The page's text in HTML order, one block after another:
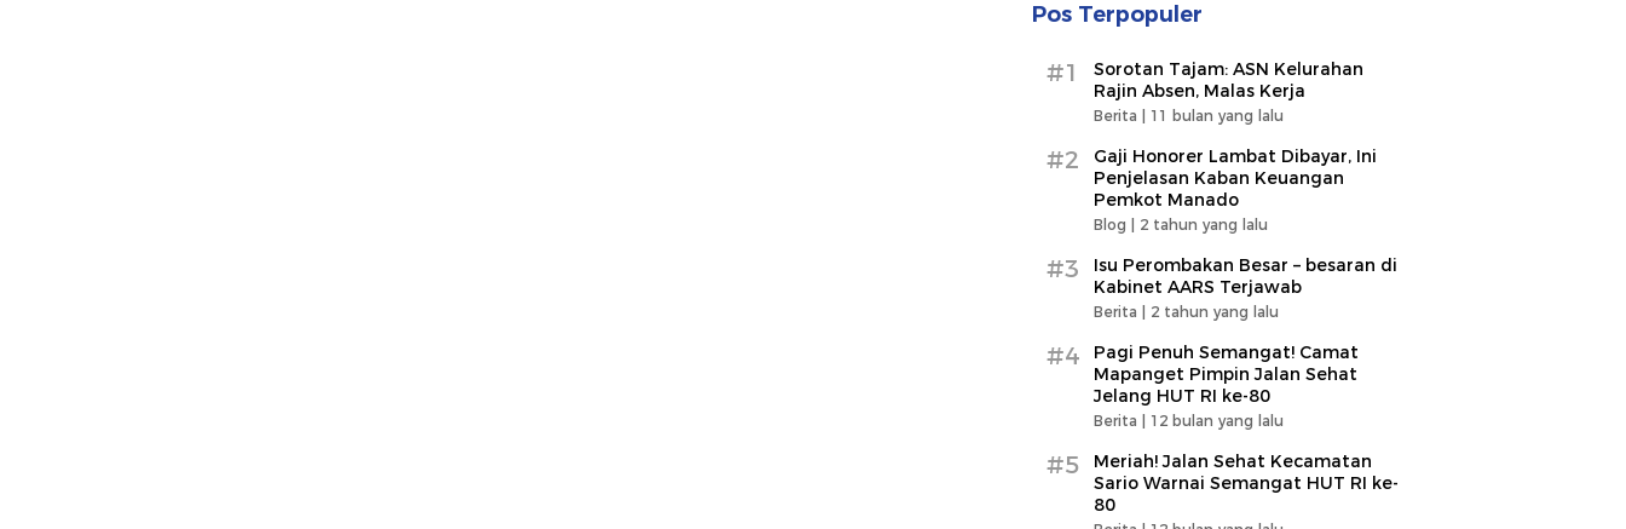
Pos Terpopuler
#1
Sorotan Tajam: ASN Kelurahan
Rajin Absen, Malas Kerja
Berita | 11 bulan yang lalu
#2
Gaji Honorer Lambat Dibayar, Ini
Penjelasan Kaban Keuangan
Pemkot Manado
Blog | 2 tahun yang lalu
#3
Isu Perombakan Besar – besaran di
Kabinet AARS Terjawab
Berita | 2 tahun yang lalu
#4
Pagi Penuh Semangat! Camat
Mapanget Pimpin Jalan Sehat
Jelang HUT RI ke-80
Berita | 12 bulan yang lalu
#5
Meriah! Jalan Sehat Kecamatan
Sario Warnai Semangat HUT RI ke-
80